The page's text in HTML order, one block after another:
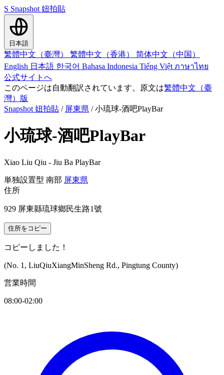
S Snapshot 妞拍貼
日本語
繁體中文（臺灣） 繁體中文（香港） 简体中文（中国）
English 日本語 한국어 Bahasa Indonesia Tiếng Việt ภาษาไทย
公式サイトへ
このページは自動翻訳されています。原文は繁體中文（臺
灣）版
Snapshot 妞拍貼 / 屏東県 / 小琉球-酒吧PlayBar
小琉球-酒吧PlayBar
Xiao Liu Qiu - Jiu Ba PlayBar
単独設置型 南部 屏東県
住所
929 屏東縣琉球鄉民生路1號
住所をコピー
コピーしました！
(No. 1, LiuQiuXiangMinSheng Rd., Pingtung County)
営業時間
08:00-02:00